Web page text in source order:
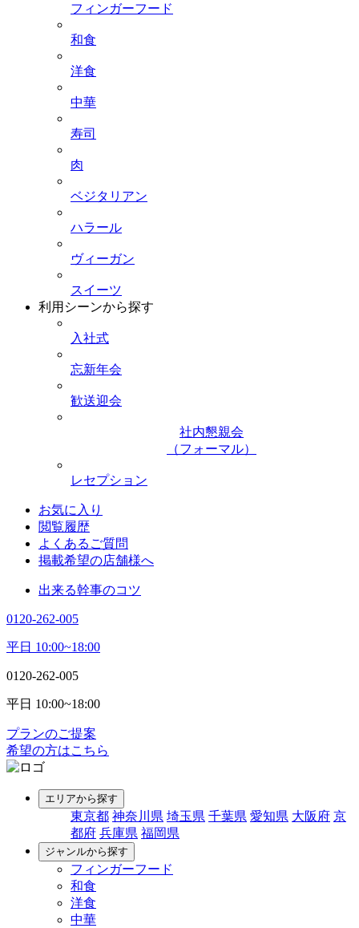
フィンガーフード
和食
洋食
中華
寿司
肉
ベジタリアン
ハラール
ヴィーガン
スイーツ
利用シーンから探す
入社式
忘新年会
歓送迎会
社内懇親会
（フォーマル）
レセプション
お気に入り
閲覧履歴
よくあるご質問
掲載希望の店舗様へ
出来る幹事のコツ
0120-262-005
平日 10:00~18:00
0120-262-005
平日 10:00~18:00
プランのご提案
希望の方はこちら
エリアから探す
東京都 神奈川県 埼玉県 千葉県 愛知県 大阪府 京
都府 兵庫県 福岡県
ジャンルから探す
フィンガーフード
和食
洋食
中華